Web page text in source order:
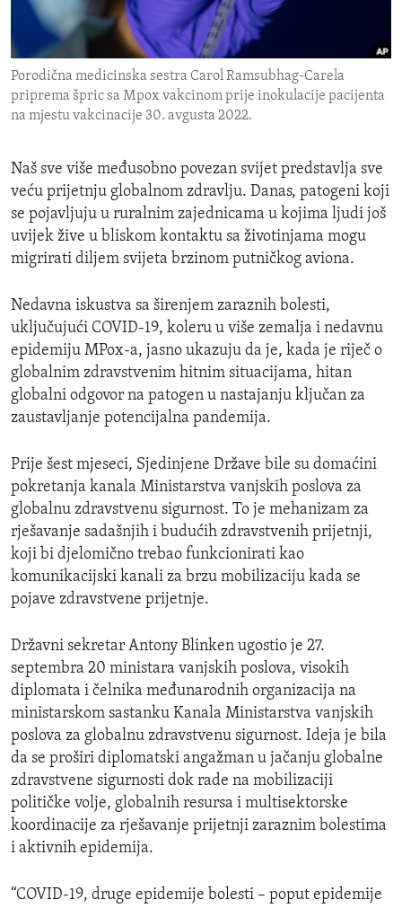
ENVIRONMENT AND HEALTH
IDEALS AND INSTITUTIONS
Porodična medicinska sestra Carol Ramsubhag-Carela
priprema špric sa Mpox vakcinom prije inokulacije pacijenta
na mjestu vakcinacije 30. avgusta 2022.
Naš sve više međusobno povezan svijet predstavlja sve
veću prijetnju globalnom zdravlju. Danas, patogeni koji
se pojavljuju u ruralnim zajednicama u kojima ljudi još
uvijek žive u bliskom kontaktu sa životinjama mogu
migrirati diljem svijeta brzinom putničkog aviona.
Nedavna iskustva sa širenjem zaraznih bolesti,
uključujući COVID-19, koleru u više zemalja i nedavnu
epidemiju MPox-a, jasno ukazuju da je, kada je riječ o
globalnim zdravstvenim hitnim situacijama, hitan
globalni odgovor na patogen u nastajanju ključan za
zaustavljanje potencijalna pandemija.
Prije šest mjeseci, Sjedinjene Države bile su domaćini
pokretanja kanala Ministarstva vanjskih poslova za
globalnu zdravstvenu sigurnost. To je mehanizam za
rješavanje sadašnjih i budućih zdravstvenih prijetnji,
koji bi djelomično trebao funkcionirati kao
komunikacijski kanali za brzu mobilizaciju kada se
pojave zdravstvene prijetnje.
Državni sekretar Antony Blinken ugostio je 27.
septembra 20 ministara vanjskih poslova, visokih
diplomata i čelnika međunarodnih organizacija na
ministarskom sastanku Kanala Ministarstva vanjskih
poslova za globalnu zdravstvenu sigurnost. Ideja je bila
da se proširi diplomatski angažman u jačanju globalne
zdravstvene sigurnosti dok rade na mobilizaciji
političke volje, globalnih resursa i multisektorske
koordinacije za rješavanje prijetnji zaraznim bolestima
i aktivnih epidemija.
“COVID-19, druge epidemije bolesti – poput epidemije